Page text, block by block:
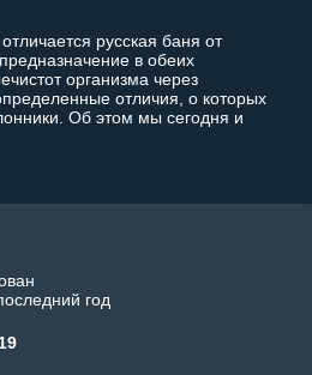
русская баня от
в обеих
организма через
отличия, о которых
Об этом мы сегодня и
год